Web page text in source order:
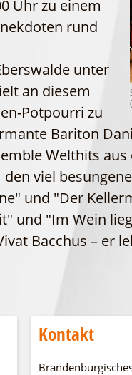
Fahrgastschiff
WFG
Uhr zu einem
rund
unter
an diesem
Potpourri zu
Bariton
Welthits
viel
und "Der
und "Im Wein
Bacchus – er
Kontakt